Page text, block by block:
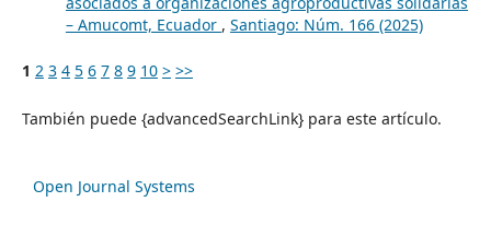
– Amucomt, Ecuador , Santiago: Núm. 166 (2025)
1 2 3 4 5 6 7 8 9 10 > >>
También puede {advancedSearchLink} para este artículo.
Open Journal Systems